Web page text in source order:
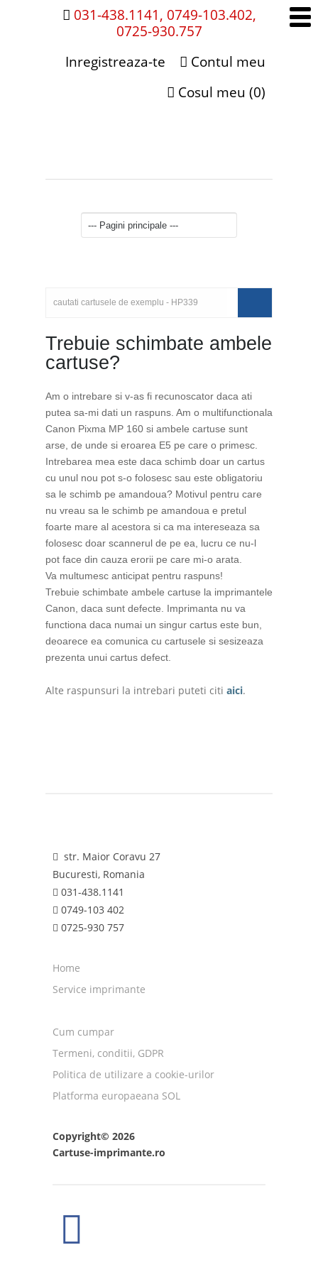
031-438.1141, 0749-103.402,
0725-930.757
Contul meu
Inregistreaza-te
Cosul meu (0)
Trebuie schimbate ambele
cartuse?
Am o intrebare si v-as fi recunoscator daca ati
putea sa-mi dati un raspuns. Am o multifunctionala
Canon Pixma MP 160 si ambele cartuse sunt
arse, de unde si eroarea E5 pe care o primesc.
Intrebarea mea este daca schimb doar un cartus
cu unul nou pot s-o folosesc sau este obligatoriu
sa le schimb pe amandoua? Motivul pentru care
nu vreau sa le schimb pe amandoua e pretul
foarte mare al acestora si ca ma intereseaza sa
folosesc doar scannerul de pe ea, lucru ce nu-l
pot face din cauza erorii pe care mi-o arata.
Va multumesc anticipat pentru raspuns!
Trebuie schimbate ambele cartuse la imprimantele
Canon, daca sunt defecte. Imprimanta nu va
functiona daca numai un singur cartus este bun,
deoarece ea comunica cu cartusele si sesizeaza
prezenta unui cartus defect.
Alte raspunsuri la intrebari puteti citi aici.
str. Maior Coravu 27
Bucuresti, Romania
031-438.1141
0749-103 402
0725-930 757
Home
Service imprimante
Cum cumpar
Termeni, conditii, GDPR
Politica de utilizare a cookie-urilor
Platforma europaeana SOL
Copyright© 2026
Cartuse-imprimante.ro